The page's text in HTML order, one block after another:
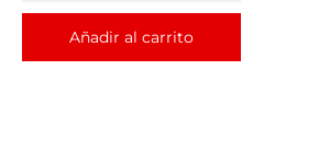
Añadir al carrito